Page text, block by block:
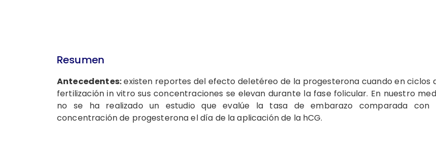
Resumen
Antecedentes:existen reportes del efecto deletéreo de la progesterona cuando en ciclos
fertilización in vitro sus concentraciones se elevan durante la fase folicular. En nuestro
no se ha realizado un estudio que evalúe la tasa de embarazo comparada con
concentración de progesterona el día de la aplicación de la hCG.